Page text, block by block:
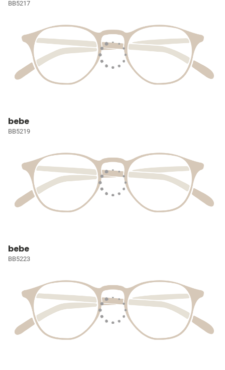
BB5217
bebe
BB5219
bebe
BB5223